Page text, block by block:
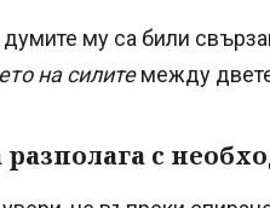
му са били
на силитемежду двете
с